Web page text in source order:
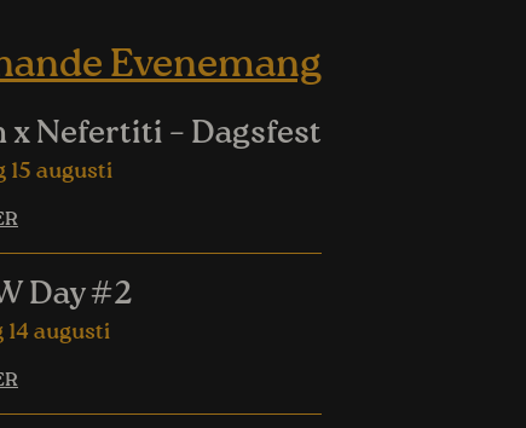
Evenemang
x Nefertiti – Dagsfest
15 augusti
Day #2
14 augusti